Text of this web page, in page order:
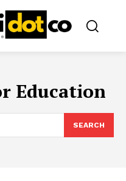
Education
SEARCH